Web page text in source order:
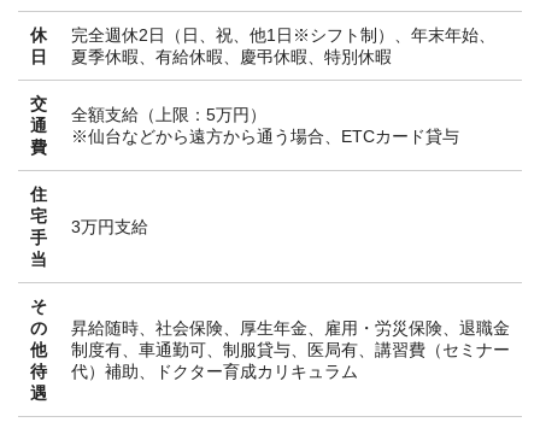
休
日
完全週休2日（日、祝、他1日※シフト制）、年末年始、
夏季休暇、有給休暇、慶弔休暇、特別休暇
交
通
費
全額支給（上限：5万円）
※仙台などから遠方から通う場合、ETCカード貸与
住
宅
手
当
3万円支給
そ
の
他
待
遇
昇給随時、社会保険、厚生年金、雇用・労災保険、退職金
制度有、車通勤可、制服貸与、医局有、講習費（セミナー
代）補助、ドクター育成カリキュラム